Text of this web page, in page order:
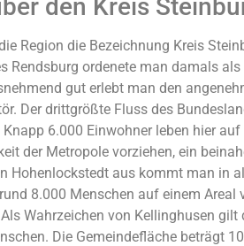
den Kreis
Region die Bezeichnung Kreis
Rendsburg ordenete man damals
gut erlebt man den
Der drittgrößte Fluss des
6.000 Einwohner leben hier
der Metropole vorziehen, ein
Hohenlockstedt aus kommt man in
8.000 Menschen auf einem
Wahrzeichen von Kellinghusen
Die Gemeindefläche beträgt